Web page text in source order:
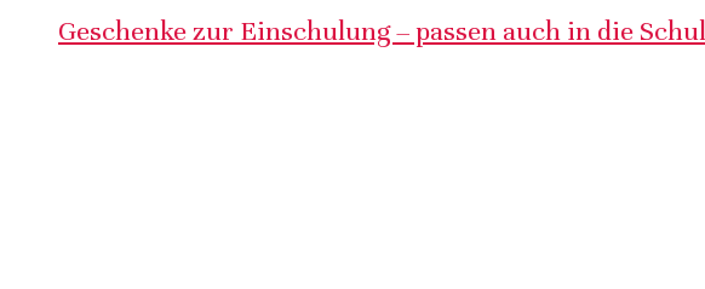
Geschenke zur Einschulung – passen auch in die